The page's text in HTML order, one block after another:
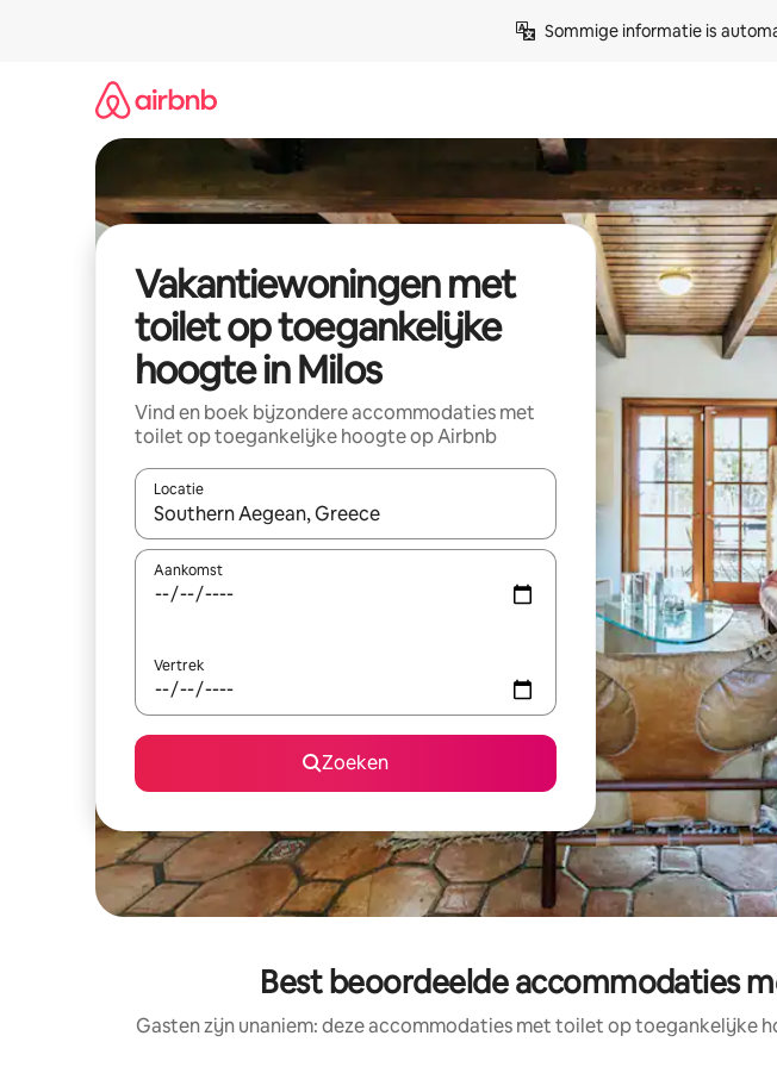
Sommige informatie is
Vakantiewoningen met
toilet op toegankelijke
hoogte in Milos
Vind en boek bijzondere accommodaties met
toilet op toegankelijke hoogte op Airbnb
Locatie
Wanneer er suggesties beschikbaar zijn, maak je een keuze met je de
Aankomst
Vertrek
Zoeken
Best beoordeelde accommodaties
Gasten zijn unaniem: deze accommodaties met toilet op toegankelijke